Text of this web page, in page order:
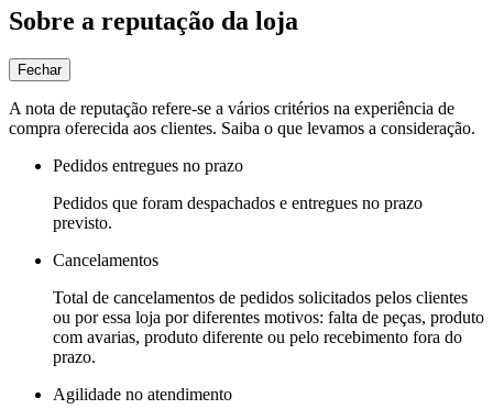
Sobre a reputação da loja
Fechar
A nota de reputação refere-se a vários critérios na experiência de
compra oferecida aos clientes. Saiba o que levamos a consideração.
Pedidos entregues no prazo
Pedidos que foram despachados e entregues no prazo
previsto.
Cancelamentos
Total de cancelamentos de pedidos solicitados pelos clientes
ou por essa loja por diferentes motivos: falta de peças, produto
com avarias, produto diferente ou pelo recebimento fora do
prazo.
Agilidade no atendimento